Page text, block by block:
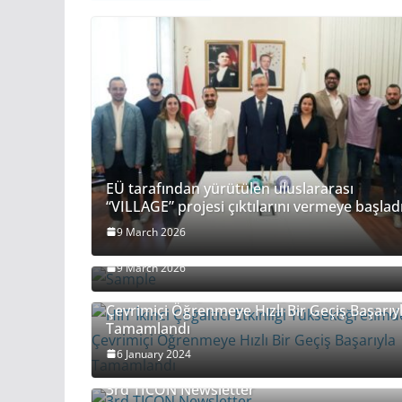
EÜ tarafından yürütülen uluslararası
“VILLAGE” projesi çıktılarını vermeye başladı
9 March 2026
Sample
9 March 2026
HIIT İkinci Çoğaltıcı Etkinliği
Çevrimiçi Öğrenmeye Hızlı Bir Geçiş
Tamamlandı
6 January 2024
3rd TICON Newsletter